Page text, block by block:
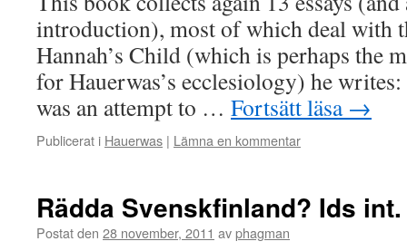
introduction), most of which deal with
Hannah’s Child (which is perhaps the
for Hauerwas’s ecclesiology) he
was an attempt to … Fortsätt läsa →
Publicerat i Hauerwas | Lämna en kommentar
Rädda Svenskfinland? Ids int.
Postat den 28 november, 2011 avphagman